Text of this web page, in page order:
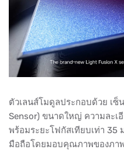
ตัวเลนส์โมดูลประกอบด้วย เซ็
Sensor) ขนาดใหญ่ ความละเ
พร้อมระยะโฟกัสเทียบเท่า 35
มือถือโดยมอบคุณภาพของภา